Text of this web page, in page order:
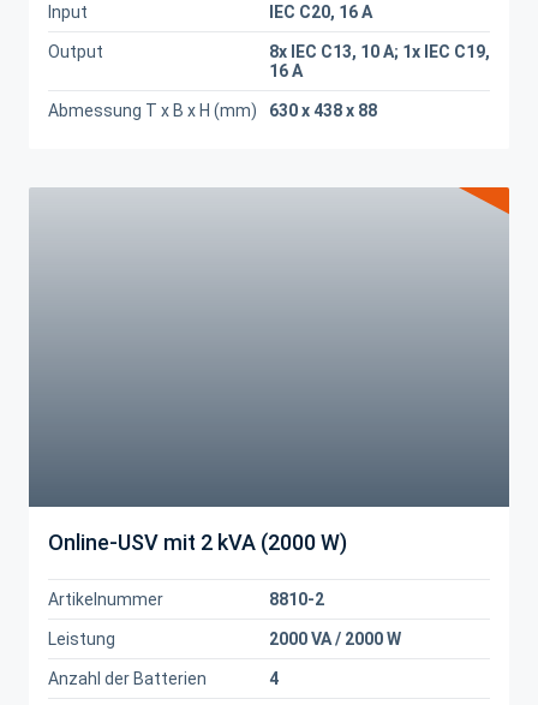
Input IEC C20, 16 A
Output
8x IEC C13, 10 A; 1x IEC C19,
16 A
Abmessung T x B x H (mm) 630 x 438 x 88
Online-USV mit 2 kVA (2000 W)
Artikelnummer 8810-2
Leistung 2000 VA / 2000 W
Anzahl der Batterien 4